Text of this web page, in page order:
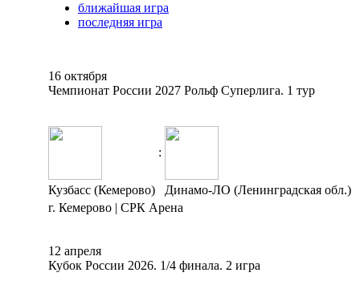
ближайшая игра
последняя игра
16 октября
Чемпионат России 2027 Рольф Суперлига. 1 тур
:
Кузбасс (Кемерово)
Динамо-ЛО (Ленинградская обл.)
г. Кемерово | СРК Арена
12 апреля
Кубок России 2026. 1/4 финала. 2 игра